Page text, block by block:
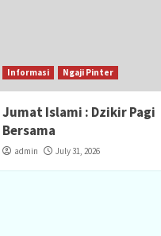
Informasi Ngaji Pinter
Jumat Islami : Dzikir Pagi
Bersama
admin July 31, 2026